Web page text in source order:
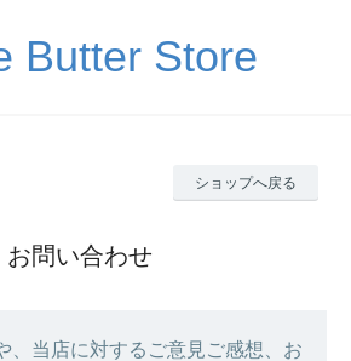
Butter Store
ショップへ戻る
お問い合わせ
、当店に対するご意見ご感想、お